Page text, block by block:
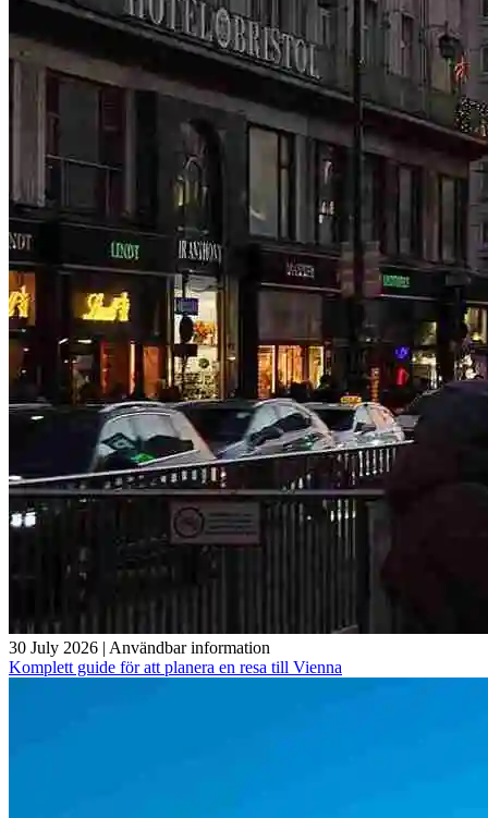
30 July 2026 | Användbar information
Komplett guide för att planera en resa till Vienna